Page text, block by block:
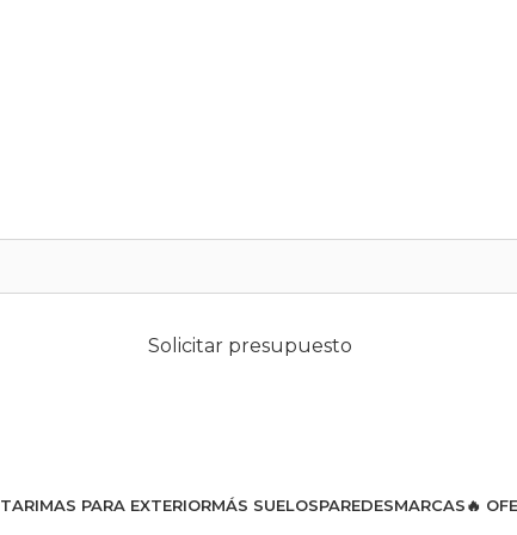
Solicitar presupuesto
TARIMAS PARA EXTERIORMÁS SUELOSPAREDESMARCAS🔥